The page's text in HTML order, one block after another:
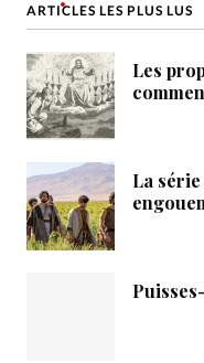
ARTICLES LES PLUS LUS
Les
La